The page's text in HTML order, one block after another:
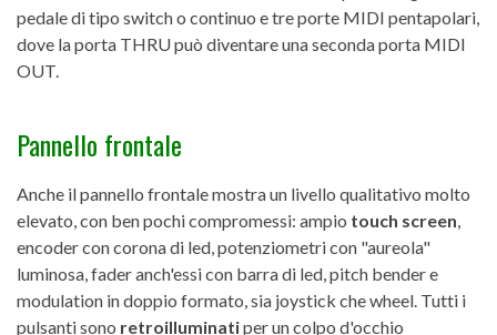
pedale di tipo switch o continuo e tre porte MIDI pentapolari,
dove la porta THRU può diventare una seconda porta MIDI
OUT.
Pannello frontale
Anche il pannello frontale mostra un livello qualitativo molto
elevato, con ben pochi compromessi: ampio touch screen,
encoder con corona di led, potenziometri con "aureola"
luminosa, fader anch'essi con barra di led, pitch bender e
modulation in doppio formato, sia joystick che wheel. Tutti i
pulsanti sono retroilluminatiper un colpo d'occhio